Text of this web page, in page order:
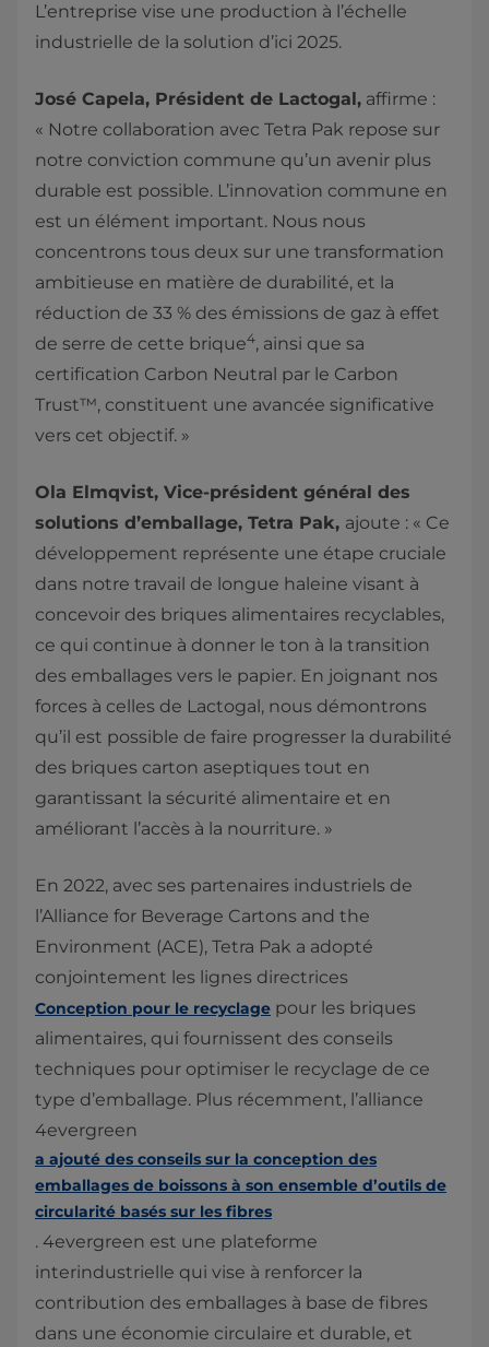
L’entreprise vise une production à l’échelle
industrielle de la solution d’ici 2025.
José Capela, Président de Lactogal, affirme :
« Notre collaboration avec Tetra Pak repose sur
notre conviction commune qu’un avenir plus
durable est possible. L’innovation commune en
est un élément important. Nous nous
concentrons tous deux sur une transformation
ambitieuse en matière de durabilité, et la
réduction de 33 % des émissions de gaz à effet
de serre de cette brique4, ainsi que sa
certification Carbon Neutral par le Carbon
Trust™, constituent une avancée significative
vers cet objectif. »
Ola Elmqvist, Vice-président général des
solutions d’emballage, Tetra Pak, ajoute : « Ce
développement représente une étape cruciale
dans notre travail de longue haleine visant à
concevoir des briques alimentaires recyclables,
ce qui continue à donner le ton à la transition
des emballages vers le papier. En joignant nos
forces à celles de Lactogal, nous démontrons
qu’il est possible de faire progresser la durabilité
des briques carton aseptiques tout en
garantissant la sécurité alimentaire et en
améliorant l’accès à la nourriture. »
En 2022, avec ses partenaires industriels de
l’Alliance for Beverage Cartons and the
Environment (ACE), Tetra Pak a adopté
conjointement les lignes directrices
Conception pour le recyclage pour les briques
alimentaires, qui fournissent des conseils
techniques pour optimiser le recyclage de ce
type d’emballage. Plus récemment, l’alliance
4evergreen
a ajouté des conseils sur la conception des
emballages de boissons à son ensemble d’outils de
circularité basés sur les fibres
. 4evergreen est une plateforme
interindustrielle qui vise à renforcer la
contribution des emballages à base de fibres
dans une économie circulaire et durable, et